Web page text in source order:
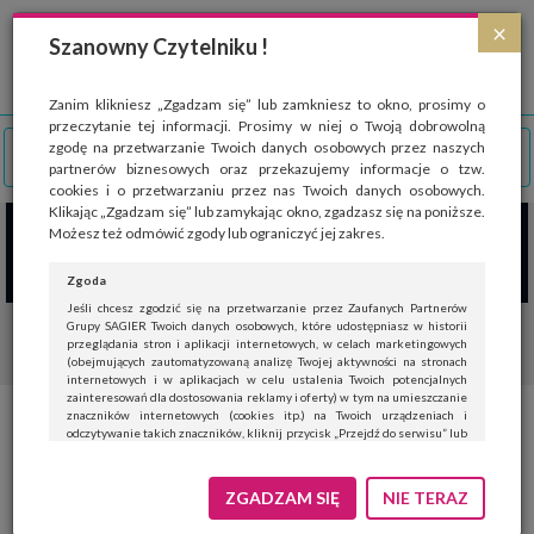
×
Szanowny Czytelniku !
Zanim klikniesz „Zgadzam się” lub zamkniesz to okno, prosimy o
przeczytanie tej informacji. Prosimy w niej o Twoją dobrowolną
zgodę na przetwarzanie Twoich danych osobowych przez naszych
partnerów biznesowych oraz przekazujemy informacje o tzw.
cookies i o przetwarzaniu przez nas Twoich danych osobowych.
Klikając „Zgadzam się” lub zamykając okno, zgadzasz się na poniższe.
Możesz też odmówić zgody lub ograniczyć jej zakres.
Zgoda
Jeśli chcesz zgodzić się na przetwarzanie przez Zaufanych Partnerów
Grupy SAGIER Twoich danych osobowych, które udostępniasz w historii
przeglądania stron i aplikacji internetowych, w celach marketingowych
(obejmujących zautomatyzowaną analizę Twojej aktywności na stronach
internetowych i w aplikacjach w celu ustalenia Twoich potencjalnych
zainteresowań dla dostosowania reklamy i oferty) w tym na umieszczanie
znaczników internetowych (cookies itp.) na Twoich urządzeniach i
odczytywanie takich znaczników, kliknij przycisk „Przejdź do serwisu” lub
Jeśli nie chcesz wyrazić zgody, kliknij „Nie teraz”.
Wyrażenie zgody jest dobrowolne. Możesz edytować zakres zgody, w tym
ZGADZAM SIĘ NIE TERAZ
Strona wykorzystuje pliki cookies, które służą głównie do celów statystycznych.
Wyrażając zgodę na używanie 'cookies', zezwalasz na zapisanie ich w pamięci
przeglądarki. Przejdź do
polityki cookies
Patrz na drogę!
MĘŻCZYZNA MĘŻCZYZNA AKTYWNY
3 lipca